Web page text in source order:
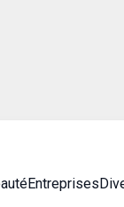
Entreprises